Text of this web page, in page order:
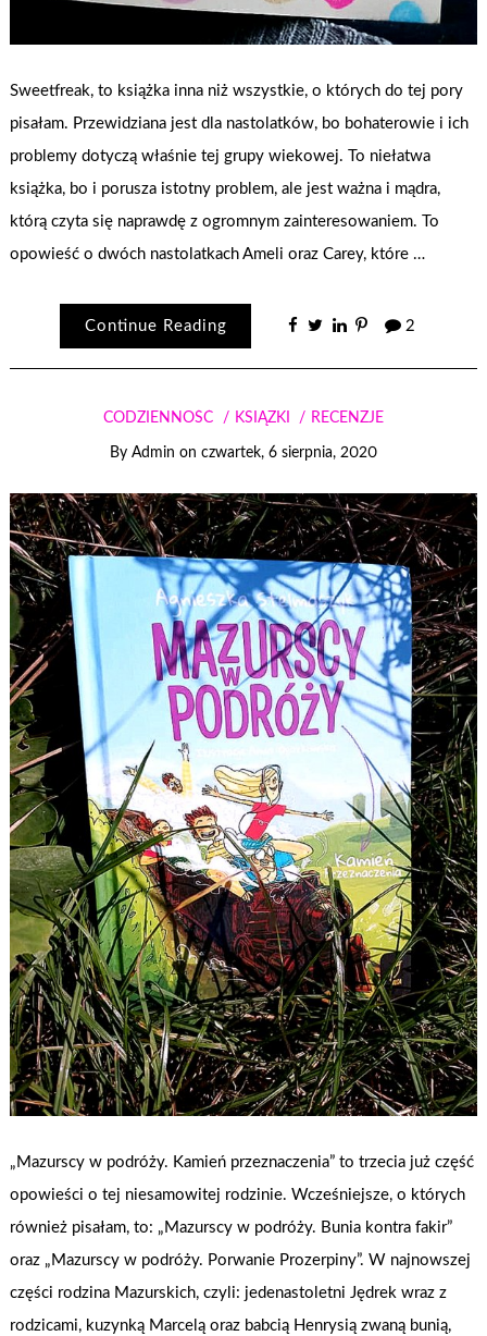
Sweetfreak, to książka inna niż wszystkie, o których do tej pory
pisałam. Przewidziana jest dla nastolatków, bo bohaterowie i ich
problemy dotyczą właśnie tej grupy wiekowej. To niełatwa
książka, bo i porusza istotny problem, ale jest ważna i mądra,
którą czyta się naprawdę z ogromnym zainteresowaniem. To
opowieść o dwóch nastolatkach Ameli oraz Carey, które …
Continue Reading 2
CODZIENNOŚĆ KSIĄŻKI RECENZJE
By Admin on czwartek, 6 sierpnia, 2020
„Mazurscy w podróży. Kamień przeznaczenia” to trzecia już część
opowieści o tej niesamowitej rodzinie. Wcześniejsze, o których
również pisałam, to: „Mazurscy w podróży. Bunia kontra fakir”
oraz „Mazurscy w podróży. Porwanie Prozerpiny”. W najnowszej
części rodzina Mazurskich, czyli: jedenastoletni Jędrek wraz z
rodzicami, kuzynką Marcelą oraz babcią Henrysią zwaną bunią,